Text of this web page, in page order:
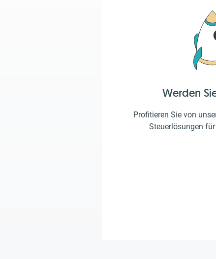
Werden
Profitieren Sie von
Steuerlösungen